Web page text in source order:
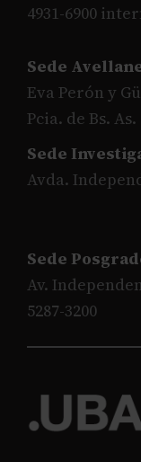
4931-6900
Sede
Eva Perón y
Pcia. de Bs. As.
Sede
Avda.
Sede
Av.
5287-3200